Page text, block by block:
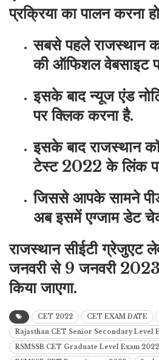
प्रक्रिया का पालन करना
सबसे पहले राजस्थान
की ऑफिशल वेबसाइट
इसके बाद न्यूज एंड
पर क्लिक करना है.
इसके बाद राजस्थान
टेस्ट 2022 के लिंक
जिससे आपके सामने
अब इसमें एग्जाम डेट
राजस्थान सीईटी ग्रेजुएट
जनवरी से 9 जनवरी
किया जाएगा.
CET 2022 CET EXAM DATE
Rajasthan CET Senior Secondary Level
RSMSSB CET Graduate Level Exam 2022